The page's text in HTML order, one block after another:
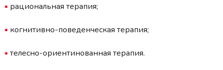
рациональная терапия;
когнитивно-поведенческая терапия;
телесно-ориентинованная терапия.